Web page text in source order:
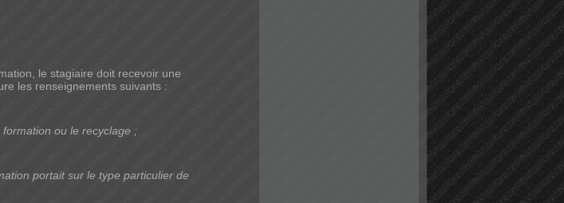
le stagiaire doit recevoir une
les renseignements suivants :
ou le recyclage ;
portait sur le type particulier de